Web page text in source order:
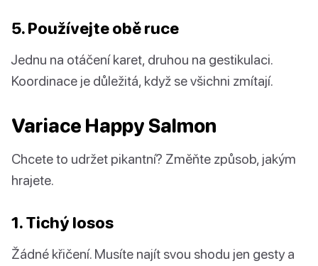
5. Používejte obě ruce
Jednu na otáčení karet, druhou na gestikulaci.
Koordinace je důležitá, když se všichni zmítají.
Variace Happy Salmon
Chcete to udržet pikantní? Změňte způsob, jakým
hrajete.
1. Tichý losos
Žádné křičení. Musíte najít svou shodu jen gesty a